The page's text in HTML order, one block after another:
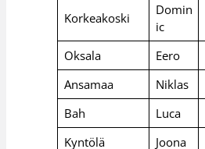
Korkeakoski
Domin
ic
Oksala Eero
Ansamaa
Niklas
Bah
Luca
Kyntölä
Joona